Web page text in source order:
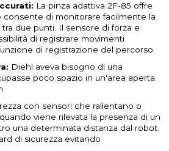
La pinza adattiva 2F-85 offre
consente di monitorare facilmente la
due punti. Il sensore di forza e
di registrare movimenti
di registrazione del percorso.
Diehl aveva bisogno di una
poco spazio in un'area aperta.
con sensori che rallentano o
viene rilevata la presenza di un
una determinata distanza dal robot.
di sicurezza evitando